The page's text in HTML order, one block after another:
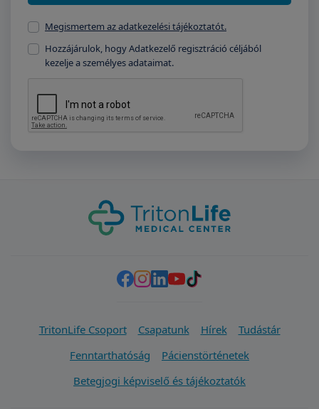
Megismertem az adatkezelési tájékoztatót.
Hozzájárulok, hogy Adatkezelő regisztráció céljából
kezelje a személyes adataimat.
TritonLife Csoport Csapatunk Hírek
Tudástár
Fenntarthatóság
Pácienstörténetek
Betegjogi képviselő és tájékoztatók